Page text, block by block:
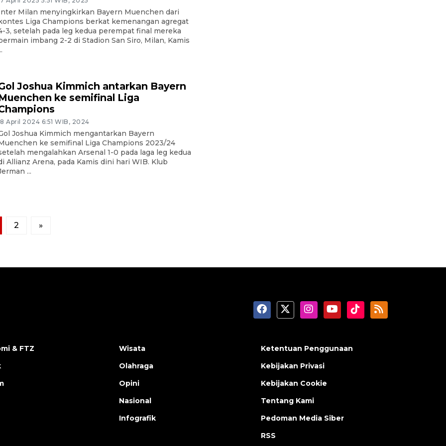
Milan menyingkirkan Bayern Muenchen dari
Liga Champions berkat kemenangan agregat
3, setelah pada leg kedua perempat final mereka
imbang 2-2 di Stadion San Siro, Milan, Kamis
Joshua Kimmich antarkan Bayern
ke semifinal Liga
April 2024 6:51 WIB, 2024
Joshua Kimmich mengantarkan Bayern
ke semifinal Liga Champions 2023/24
mengalahkan Arsenal 1-0 pada laga leg kedua
Allianz Arena, pada Kamis dini hari WIB. Klub
...
2 »
& FTZ
Wisata
Olahraga
Opini
Nasional
Infografik
Ketentuan Penggunaan
Kebijakan Privasi
Kebijakan Cookie
Tentang Kami
Pedoman Media Siber
RSS